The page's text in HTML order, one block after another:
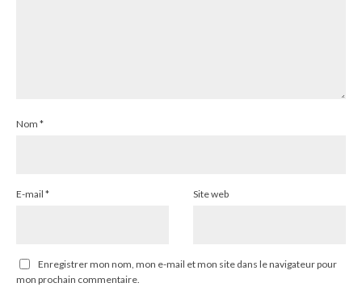
Nom *
E-mail * Site web
Enregistrer mon nom, mon e-mail et mon site dans le navigateur pour
mon prochain commentaire.